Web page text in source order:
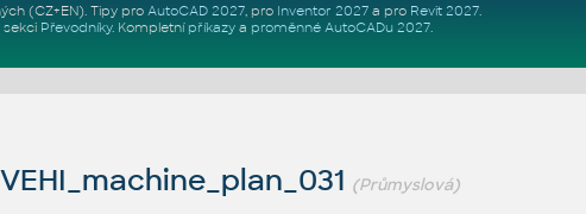
(CZ+EN). Tipy pro AutoCAD 2027, pro Inventor 2027a pro Revit 2027.
Převodníky. Kompletní příkazya proměnné AutoCADu 2027.
(Průmyslová)